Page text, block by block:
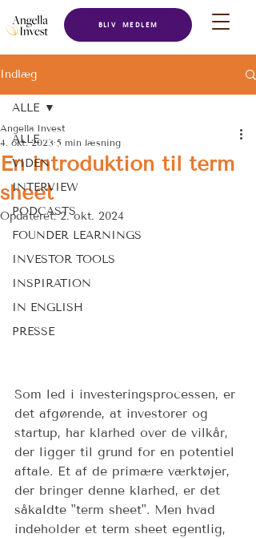
BLIV MEDLEM
Indlæg
ALLE
VIDEN
INTERVIEW
PODCASTS
FOUNDER LEARNINGS
INVESTOR TOOLS
INSPIRATION
IN ENGLISH
PRESSE
ALLE
En introduktion til term
sheet
Angella Invest
4. okt. 2023 5 min læsning
Opdateret:2. okt. 2024
Som led i investeringsprocessen, er
det afgørende, at investorer og
startup, har klarhed over de vilkår,
der ligger til grund for en potentiel
aftale. Et af de primære værktøjer,
der bringer denne klarhed, er det
såkaldte "term sheet". Men hvad
indeholder et term sheet egentlig,